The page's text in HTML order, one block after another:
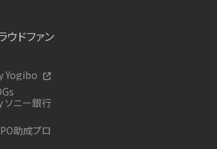
ドファン
Yogibo
ニー銀行
助成プロ